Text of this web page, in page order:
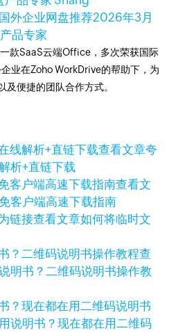
外企业网盘推荐2026年3月
品专家
款SaaS云端Office，多次荣获国际
业在Zoho WorkDrive的帮助下，为
及便捷的团队合作方式。
查看文章夸
析+直链下载
查看文
客户端高速下载指南
查看文章如何将临时文
查
明书？二维码说明书操作教
说明书？现在都在用二维码